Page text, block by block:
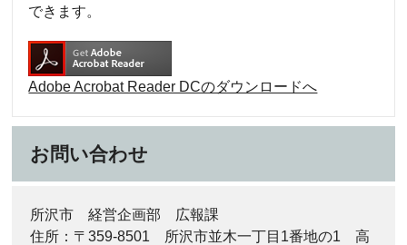
できます。
Adobe Acrobat Reader DCのダウンロードへ
お問い合わせ
所沢市 経営企画部 広報課
住所：〒359-8501 所沢市並木一丁目1番地の1 高